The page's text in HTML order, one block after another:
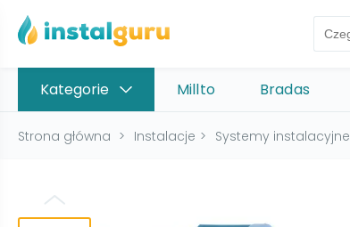
Kategorie Millto Bradas
Strona główna > Instalacje > Systemy instalacyjne